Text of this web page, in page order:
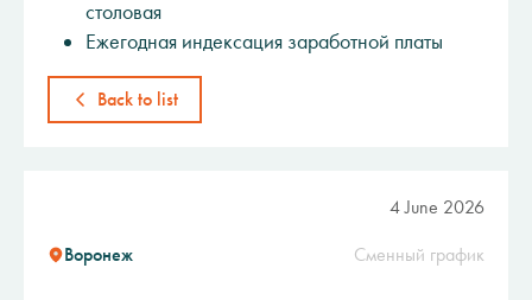
столовая
Ежегодная индексация заработной платы
Back to list
4 June 2026
Воронеж Сменный график